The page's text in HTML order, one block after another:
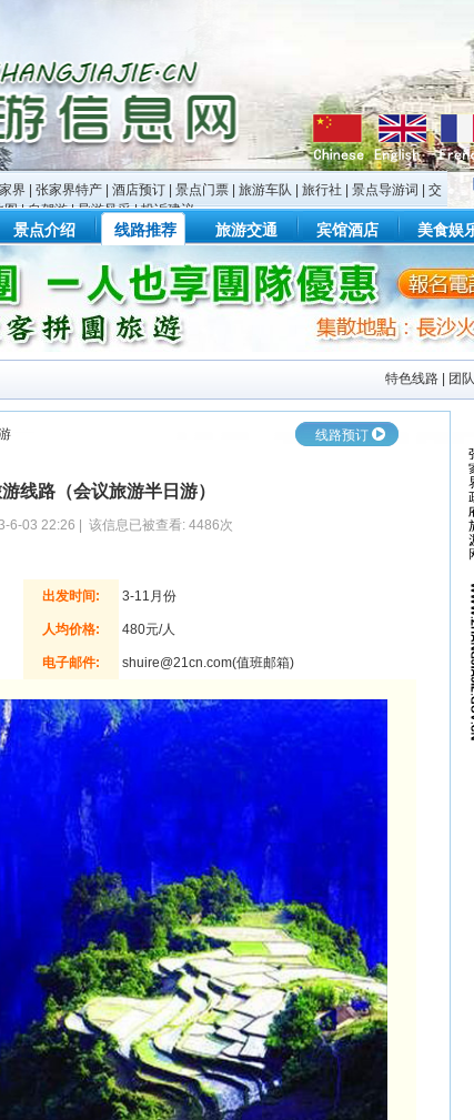
界 张家界特产 酒店预订 景点门票 旅游车队 旅行社 景点导游词
交
图|自驾游|导游风采|投诉建议
景点介绍 线路推荐 旅游交通 宾馆酒店 美食娱
特色线路 团
线路预订
线路（会议旅游半日游）
6-03 22:26 | 该信息已被查看: 4486次
出发时间: 3-11月份
人均价格: 480元/人
电子邮件: shuire@21cn.com(值班邮箱)